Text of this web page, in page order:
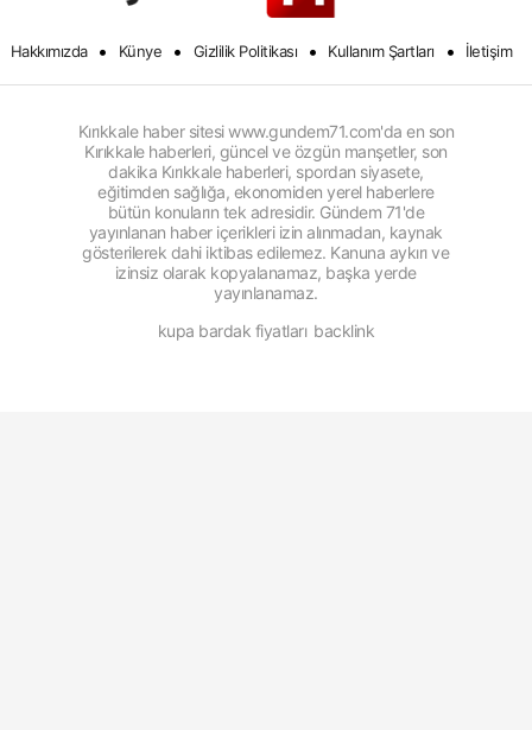
Hakkımızda • Künye • Gizlilik Politikası • Kullanım Şartları • İletişim
Kırıkkale haber sitesi www.gundem71.com'da en son
Kırıkkale haberleri, güncel ve özgün manşetler, son
dakika Kırıkkale haberleri, spordan siyasete,
eğitimden sağlığa, ekonomiden yerel haberlere
bütün konuların tek adresidir. Gündem 71'de
yayınlanan haber içerikleri izin alınmadan, kaynak
gösterilerek dahi iktibas edilemez. Kanuna aykırı ve
izinsiz olarak kopyalanamaz, başka yerde
yayınlanamaz.
kupa bardak fiyatları backlink